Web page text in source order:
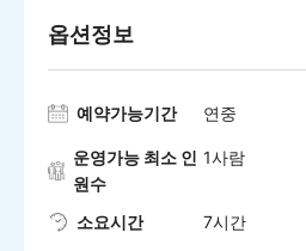
옵션정보
예약가능기간 연중
운영가능 최소 인
원수
1사람
소요시간
7시간